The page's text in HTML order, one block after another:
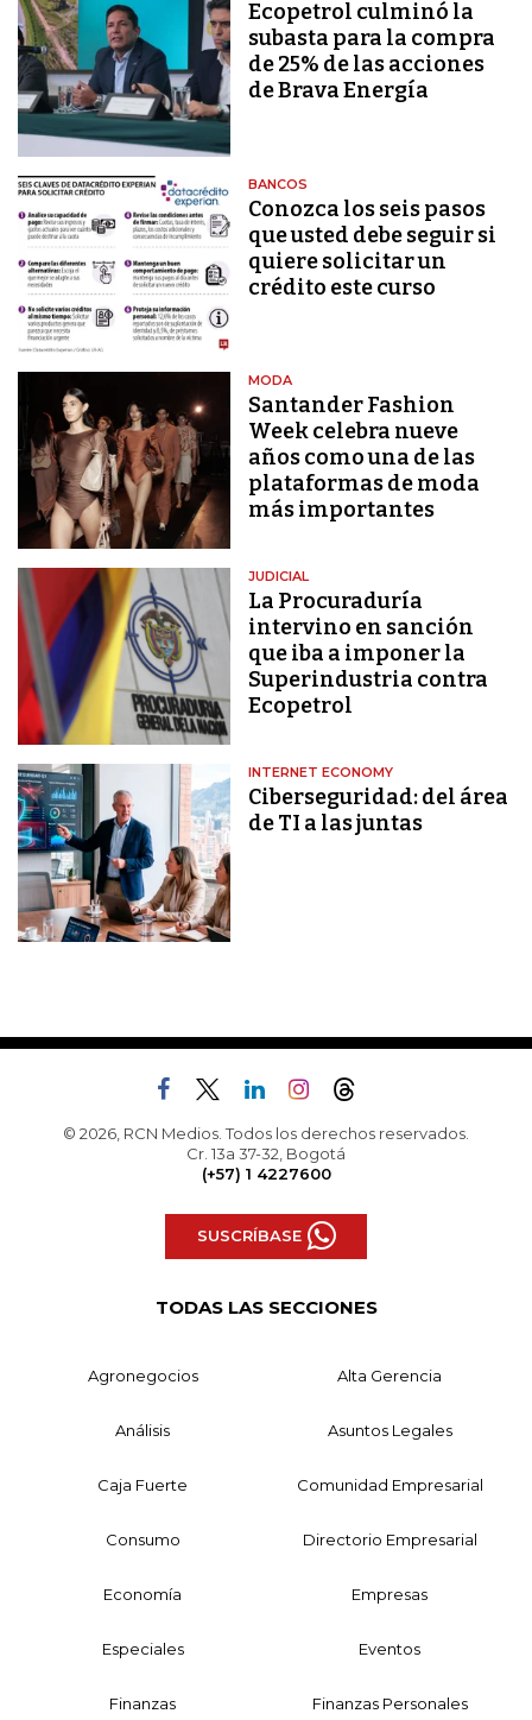
Ecopetrol culminó la
subasta para la compra
de 25% de las acciones
de Brava Energía
BANCOS
Conozca los seis pasos
que usted debe seguir si
quiere solicitar un
crédito este curso
MODA
Santander Fashion
Week celebra nueve
años como una de las
plataformas de moda
más importantes
JUDICIAL
La Procuraduría
intervino en sanción
que iba a imponer la
Superindustria contra
Ecopetrol
INTERNET ECONOMY
Ciberseguridad: del área
de TI a las juntas
© 2026, RCN Medios. Todos los derechos reservados.
Cr. 13a 37-32, Bogotá
(+57) 1 4227600
SUSCRÍBASE
TODAS LAS SECCIONES
Agronegocios Alta Gerencia
Análisis Asuntos Legales
Caja Fuerte Comunidad Empresarial
Consumo Directorio Empresarial
Economía Empresas
Especiales Eventos
Finanzas Finanzas Personales